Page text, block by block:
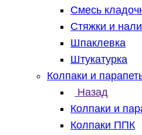
Смесь
Стяжки и
Шпаклевка
Штукатурка
Колпаки и
Назад
Колпаки и
Колпаки ППК